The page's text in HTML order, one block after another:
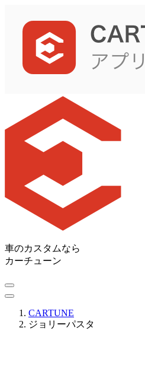
車のカスタムなら
カーチューン
CARTUNE
ジョリーパスタ